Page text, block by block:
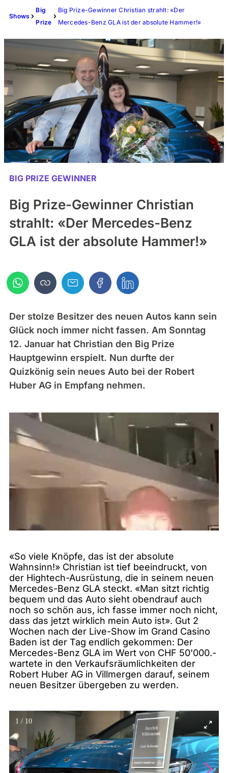
Shows
Big
Prize
Big Prize-Gewinner Christian strahlt: «Der
Mercedes-Benz GLA ist der absolute Hammer!»
BIG PRIZE GEWINNER
Big Prize-Gewinner Christian
strahlt: «Der Mercedes-Benz
GLA ist der absolute Hammer!»
Der stolze Besitzer des neuen Autos kann sein
Glück noch immer nicht fassen. Am Sonntag
12. Januar hat Christian den Big Prize
Hauptgewinn erspielt. Nun durfte der
Quizkönig sein neues Auto bei der Robert
Huber AG in Empfang nehmen.
«So viele Knöpfe, das ist der absolute
Wahnsinn!» Christian ist tief beeindruckt, von
der Hightech-Ausrüstung, die in seinem neuen
Mercedes-Benz GLA steckt. «Man sitzt richtig
bequem und das Auto sieht obendrauf auch
noch so schön aus, ich fasse immer noch nicht,
dass das jetzt wirklich mein Auto ist». Gut 2
Wochen nach der Live-Show im Grand Casino
Baden ist der Tag endlich gekommen: Der
Mercedes-Benz GLA im Wert von CHF 50'000.-
wartete in den Verkaufsräumlichkeiten der
Robert Huber AG in Villmergen darauf, seinem
neuen Besitzer übergeben zu werden.
1 / 10